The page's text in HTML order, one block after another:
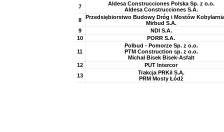
7
Aldesa Construcciones Polska Sp. z o.o.
Aldesa Construcciones S.A.
8
Przedsiębiorstwo Budowy Dróg i Mostów
Mirbud S.A.
9
NDI S.A.
10
PORR S.A.
11
Polbud - Pomorze Sp. z o.o.
PTM Construction sp. z o.o.
Michał Bisek Bisek-Asfalt
12
PUT Intercor
13
Trakcja PRKiI S.A.
PRM Mosty Łódź